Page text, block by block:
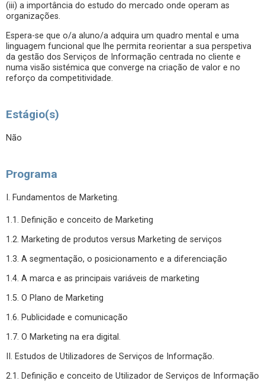
(iii) a importância do estudo do mercado onde operam as
organizações.
Espera-se que o/a aluno/a adquira um quadro mental e uma
linguagem funcional que lhe permita reorientar a sua perspetiva
da gestão dos Serviços de Informação centrada no cliente e
numa visão sistémica que converge na criação de valor e no
reforço da competitividade.
Estágio(s)
Não
Programa
I. Fundamentos de Marketing.
1.1. Definição e conceito de Marketing
1.2. Marketing de produtos versus Marketing de serviços
1.3. A segmentação, o posicionamento e a diferenciação
1.4. A marca e as principais variáveis de marketing
1.5. O Plano de Marketing
1.6. Publicidade e comunicação
1.7. O Marketing na era digital.
II. Estudos de Utilizadores de Serviços de Informação.
2.1. Definição e conceito de Utilizador de Serviços de Informação